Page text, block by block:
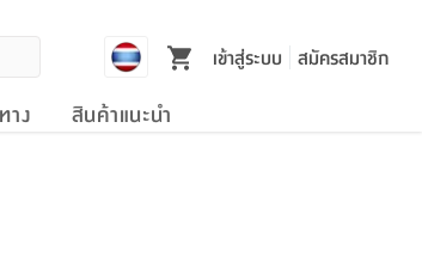
เข้าสู่ระบบ สมัครสมาชิก
าง สินค้าแนะนำ